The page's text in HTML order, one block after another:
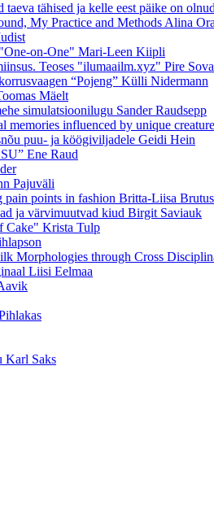
taeva tähised ja kelle eest päike on
My Practice and MethodsAlina
on-One" Mari-Leen Kiipli
Teoses "ilumaailm.xyz" Pire Sova
“Pojeng” Külli Nidermann
Mäelt
simulatsioonilugu Sander Raudsepp
memories influenced by unique
puu- ja köögiviljadele Geidi Hein
Ene Raud
Pajuväli
pain points in fashion Britta-Liisa Brutus
ja värvimuutvad kiud Birgit Saviauk
Cake" Krista Tulp
Morphologies through Cross
Liisi Eelmaa
Karl Saks